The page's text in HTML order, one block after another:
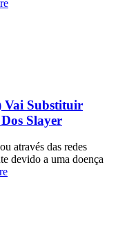
Vai Substituir
Slayer
através das redes
devido a uma doença